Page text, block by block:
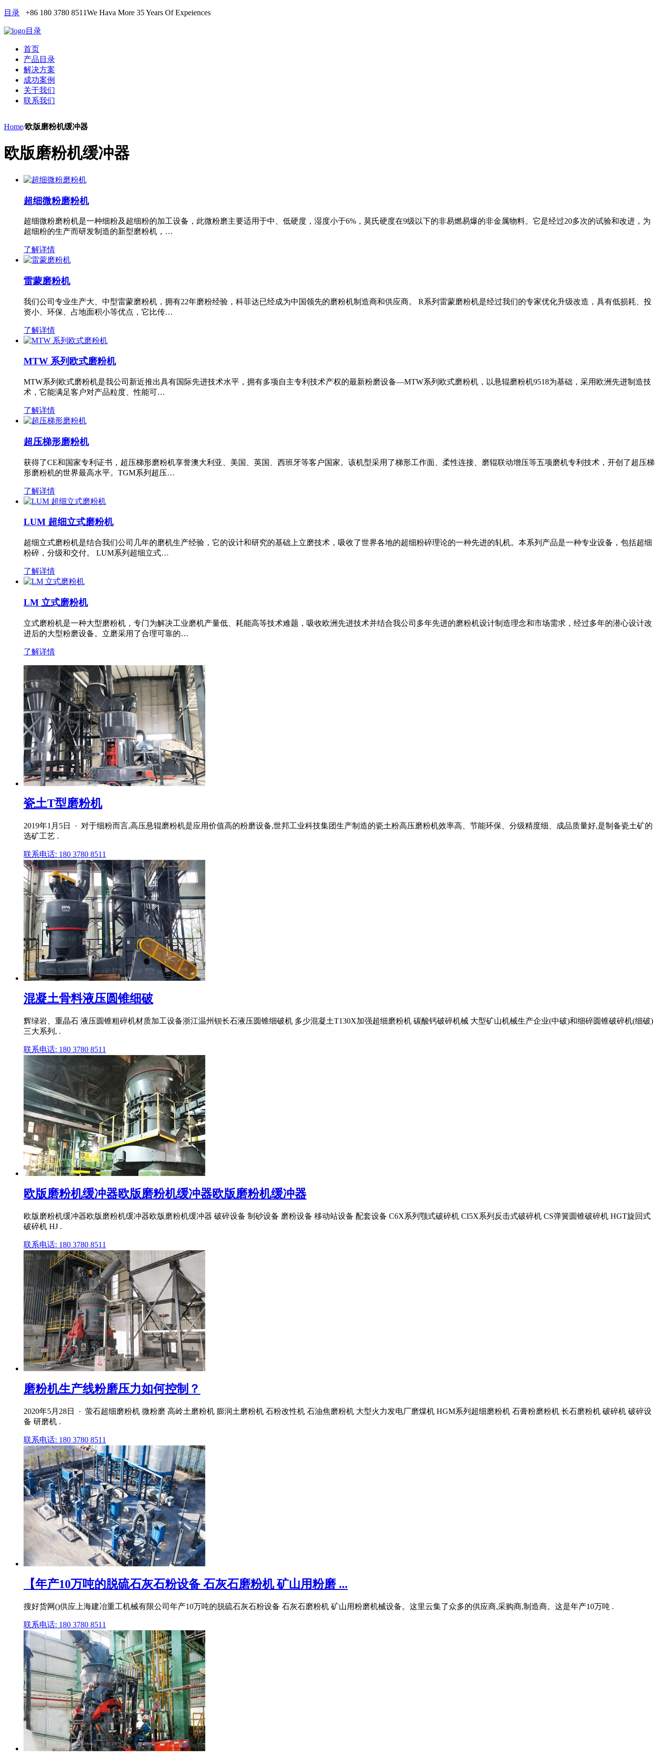
目录 +86 180 3780 8511We Hava More 35 Years Of Expeiences
目录
首页
产品目录
解决方案
成功案例
关于我们
联系我们
Home/欧版磨粉机缓冲器
欧版磨粉机缓冲器
超细微粉磨粉机
超细微粉磨粉机是一种细粉及超细粉的加工设备，此微粉磨主要适用于中、低硬度，湿度小于6%，莫氏硬度在9级以下的非易燃易爆的非金属物料。它是经过20多次的试验和改进，为
超细粉的生产而研发制造的新型磨粉机，…
了解详情
雷蒙磨粉机
我们公司专业生产大、中型雷蒙磨粉机，拥有22年磨粉经验，科菲达已经成为中国领先的磨粉机制造商和供应商。 R系列雷蒙磨粉机是经过我们的专家优化升级改造，具有低损耗、投
资小、环保、占地面积小等优点，它比传…
了解详情
MTW 系列欧式磨粉机
MTW系列欧式磨粉机是我公司新近推出具有国际先进技术水平，拥有多项自主专利技术产权的最新粉磨设备—MTW系列欧式磨粉机，以悬辊磨粉机9518为基础，采用欧洲先进制造技
术，它能满足客户对产品粒度、性能可…
了解详情
超压梯形磨粉机
获得了CE和国家专利证书，超压梯形磨粉机享誉澳大利亚、美国、英国、西班牙等客户国家。该机型采用了梯形工作面、柔性连接、磨辊联动增压等五项磨机专利技术，开创了超压梯
形磨粉机的世界最高水平。TGM系列超压…
了解详情
LUM 超细立式磨粉机
超细立式磨粉机是结合我们公司几年的磨机生产经验，它的设计和研究的基础上立磨技术，吸收了世界各地的超细粉碎理论的一种先进的轧机。本系列产品是一种专业设备，包括超细
粉碎，分级和交付。 LUM系列超细立式…
了解详情
LM 立式磨粉机
立式磨粉机是一种大型磨粉机，专门为解决工业磨机产量低、耗能高等技术难题，吸收欧洲先进技术并结合我公司多年先进的磨粉机设计制造理念和市场需求，经过多年的潜心设计改
进后的大型粉磨设备。立磨采用了合理可靠的…
了解详情
瓷土T型磨粉机
2019年1月5日 · 对于细粉而言,高压悬辊磨粉机是应用价值高的粉磨设备,世邦工业科技集团生产制造的瓷土粉高压磨粉机效率高、节能环保、分级精度细、成品质量好,是制备瓷土矿的
选矿工艺 .
联系电话: 180 3780 8511
混凝土骨料液压圆锥细破
辉绿岩、重晶石 液压圆锥粗碎机材质加工设备浙江温州钡长石液压圆锥细破机 多少混凝土T130X加强超细磨粉机 碳酸钙破碎机械 大型矿山机械生产企业(中破)和细碎圆锥破碎机(细破)
三大系列, .
联系电话: 180 3780 8511
欧版磨粉机缓冲器欧版磨粉机缓冲器欧版磨粉机缓冲器
欧版磨粉机缓冲器欧版磨粉机缓冲器欧版磨粉机缓冲器 破碎设备 制砂设备 磨粉设备 移动站设备 配套设备 C6X系列颚式破碎机 CI5X系列反击式破碎机 CS弹簧圆锥破碎机 HGT旋回式
破碎机 HJ .
联系电话: 180 3780 8511
磨粉机生产线粉磨压力如何控制？
2020年5月28日 · 萤石超细磨粉机 微粉磨 高岭土磨粉机 膨润土磨粉机 石粉改性机 石油焦磨粉机 大型火力发电厂磨煤机 HGM系列超细磨粉机 石膏粉磨粉机 长石磨粉机 破碎机 破碎设
备 研磨机 .
联系电话: 180 3780 8511
【年产10万吨的脱硫石灰石粉设备 石灰石磨粉机 矿山用粉磨 ...
搜好货网()供应上海建冶重工机械有限公司年产10万吨的脱硫石灰石粉设备 石灰石磨粉机 矿山用粉磨机械设备。这里云集了众多的供应商,采购商,制造商。这是年产10万吨 .
联系电话: 180 3780 8511